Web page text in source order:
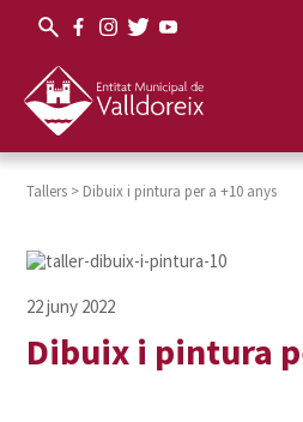
Tallers > Dibuix i pintura per a +10 anys
Dibuix i pintura